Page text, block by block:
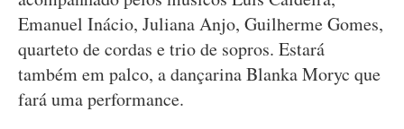
Emanuel Inácio, Juliana Anjo, Guilherme Gomes,
quarteto de cordas e trio de sopros. Estará
também em palco, a dançarina Blanka Moryc que
fará uma performance.